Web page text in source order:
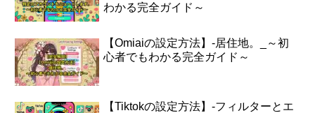
わかる完全ガイド～
【Omiaiの設定方法】-居住地。_～初
心者でもわかる完全ガイド～
【Tiktokの設定方法】-フィルターとエ